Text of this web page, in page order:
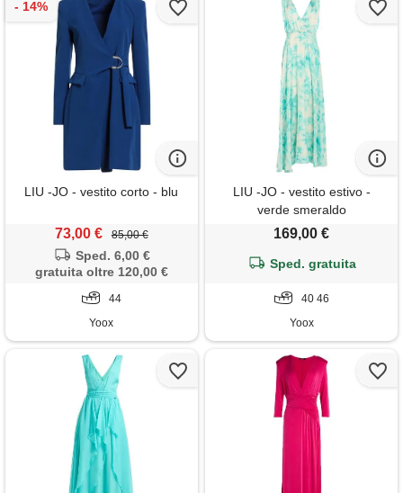
LIU -JO - vestito corto - blu
73,00 € 85,00 €
Sped. 6,00 €
gratuita oltre 120,00 €
44
Yoox
LIU -JO - vestito estivo -
verde smeraldo
169,00 €
Sped. gratuita
40 46
Yoox